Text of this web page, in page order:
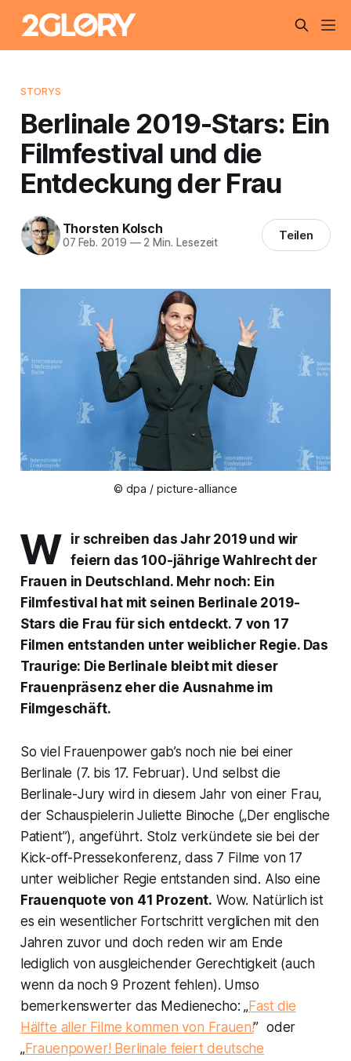
STORYS
Berlinale 2019-Stars: Ein
Filmfestival und die
Entdeckung der Frau
Thorsten Kolsch
07 Feb. 2019 —2 Min. Lesezeit Teilen
© dpa / picture-alliance
W ir schreiben das Jahr 2019 und wir
feiern das 100-jährige Wahlrecht der
Frauen in Deutschland. Mehr noch: Ein
Filmfestival hat mit seinen Berlinale 2019-
Stars die Frau für sich entdeckt. 7 von 17
Filmen entstanden unter weiblicher Regie. Das
Traurige: Die Berlinale bleibt mit dieser
Frauenpräsenz eher die Ausnahme im
Filmgeschäft.
So viel Frauenpower gab’s noch nie bei einer
Berlinale (7. bis 17. Februar). Und selbst die
Berlinale-Jury wird in diesem Jahr von einer Frau,
der Schauspielerin Juliette Binoche („Der englische
Patient”), angeführt. Stolz verkündete sie bei der
Kick-off-Pressekonferenz, dass 7 Filme von 17
unter weiblicher Regie entstanden sind. Also eine
Frauenquote von 41 Prozent. Wow. Natürlich ist
es ein wesentlicher Fortschritt verglichen mit den
Jahren zuvor und doch reden wir am Ende
lediglich von ausgleichender Gerechtigkeit (auch
wenn da noch 9 Prozent fehlen). Umso
bemerkenswerter das Medienecho: „Fast die
Hälfte aller Filme kommen von Frauen!” oder
„Frauenpower! Berlinale feiert deutsche